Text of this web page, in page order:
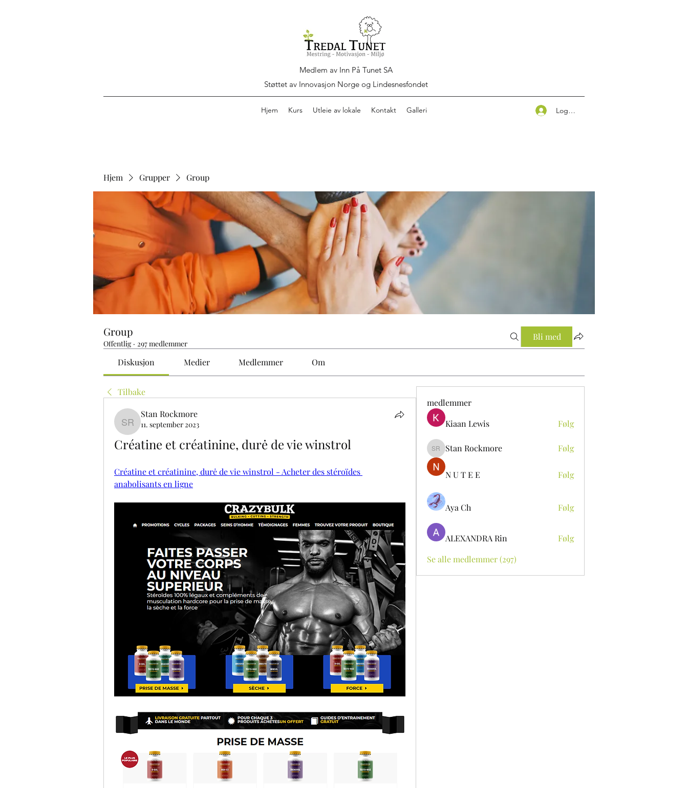
Medlem av Inn På Tunet SA
Støttet av Innovasjon Norge og Lindesnesfondet
Hjem Kurs Utleie av lokale Kontakt Galleri Logg inn
Hjem Grupper Group
Group
Offentlig · 297 medlemmer
Bli med
Diskusjon Medier Medlemmer Om
Tilbake
Stan Rockmore
Stan Rockmore
11. september 2023
Créatine et créatinine, durė de vie winstrol
Créatine et créatinine, durė de vie winstrol - Acheter des stéroïdes
anabolisants en ligne
medlemmer
Kiaan Lewis
Følg
Stan Rockmore
Stan Rockmore Følg
N U T E E Følg
Aya Ch Følg
ALEXANDRA Rin
Følg
Se alle medlemmer (297)